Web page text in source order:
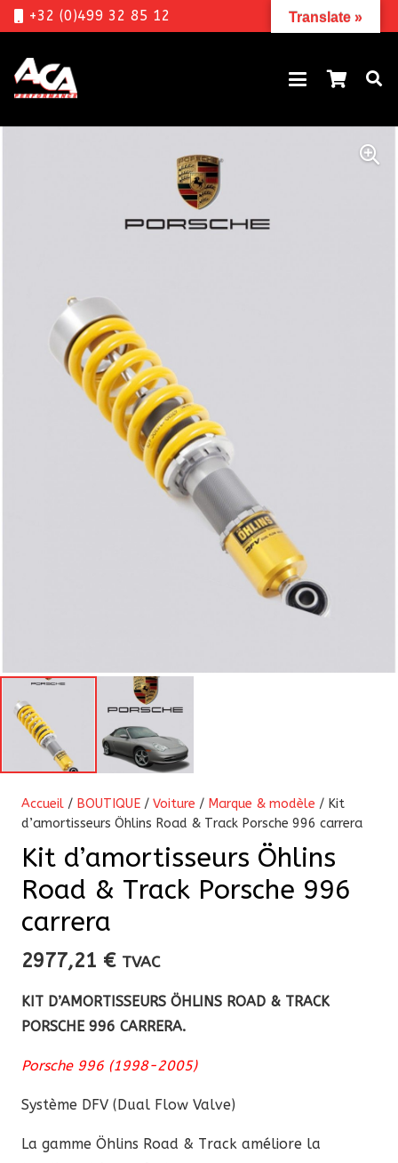
+32 (0)499 32 85 12
Accueil / BOUTIQUE / Voiture / Marque & modèle / Kit
d’amortisseurs Öhlins Road & Track Porsche 996 carrera
Kit d’amortisseurs Öhlins
Road & Track Porsche 996
carrera
2977,21 € TVAC
KIT D’AMORTISSEURS ÖHLINS ROAD & TRACK
PORSCHE 996 CARRERA.
Porsche 996 (1998-2005)
Système DFV (Dual Flow Valve)
La gamme Öhlins Road & Track améliore la
Translate »